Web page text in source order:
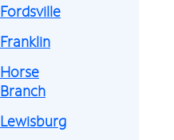
Fordsville
Franklin
Horse
Branch
Lewisburg